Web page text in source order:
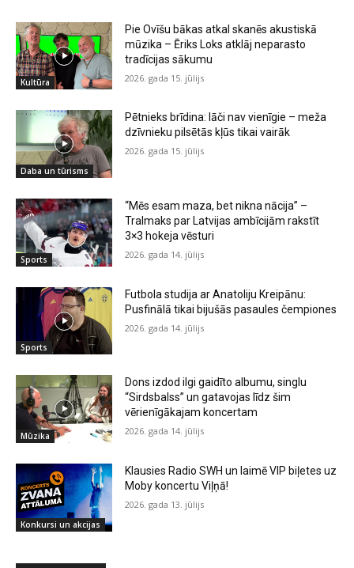
Kultūra
Pie Ovīšu bākas atkal skanēs akustiskā
mūzika – Ēriks Loks atklāj neparasto
tradīcijas sākumu
2026. gada 15. jūlijs
Daba un tūrisms
Pētnieks brīdina: lāči nav vienīgie – meža
dzīvnieku pilsētās kļūs tikai vairāk
2026. gada 15. jūlijs
Sports
“Mēs esam maza, bet nikna nācija” –
Tralmaks par Latvijas ambīcijām rakstīt
3×3 hokeja vēsturi
2026. gada 14. jūlijs
Sports
Futbola studija ar Anatoliju Kreipānu:
Pusfinālā tikai bijušās pasaules čempiones
2026. gada 14. jūlijs
Mūzika
Dons izdod ilgi gaidīto albumu, singlu
“Sirdsbalss” un gatavojas līdz šim
vērienīgākajam koncertam
2026. gada 14. jūlijs
Konkursi un akcijas
Klausies Radio SWH un laimē VIP biļetes uz
Moby koncertu Viļņā!
2026. gada 13. jūlijs